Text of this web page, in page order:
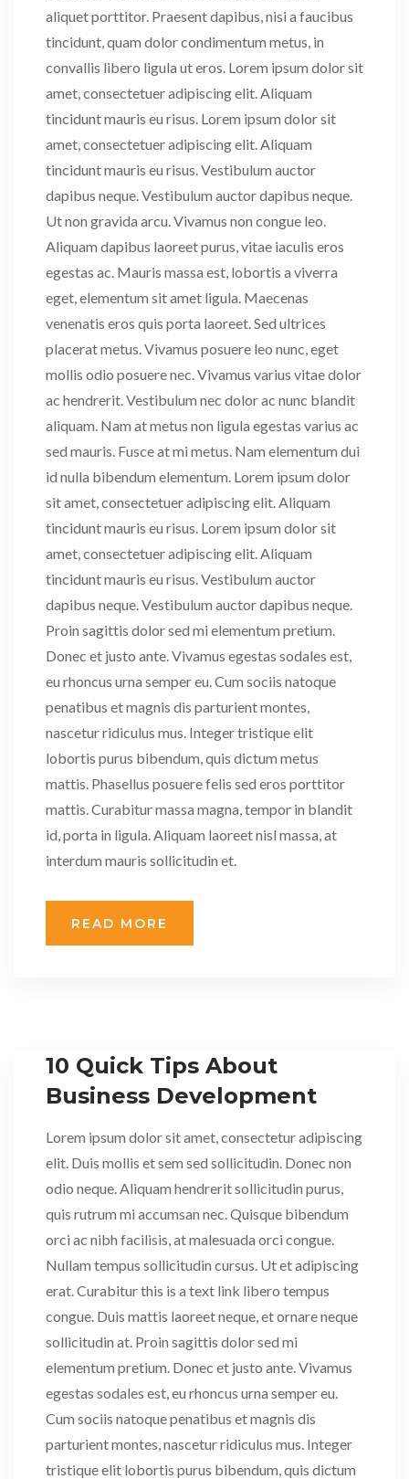
aliquet porttitor. Praesent dapibus, nisi a faucibus
tincidunt, quam dolor condimentum metus, in
convallis libero ligula ut eros. Lorem ipsum dolor sit
amet, consectetuer adipiscing elit. Aliquam
tincidunt mauris eu risus. Lorem ipsum dolor sit
amet, consectetuer adipiscing elit. Aliquam
tincidunt mauris eu risus. Vestibulum auctor
dapibus neque. Vestibulum auctor dapibus neque.
Ut non gravida arcu. Vivamus non congue leo.
Aliquam dapibus laoreet purus, vitae iaculis eros
egestas ac. Mauris massa est, lobortis a viverra
eget, elementum sit amet ligula. Maecenas
venenatis eros quis porta laoreet. Sed ultrices
placerat metus. Vivamus posuere leo nunc, eget
mollis odio posuere nec. Vivamus varius vitae dolor
ac hendrerit. Vestibulum nec dolor ac nunc blandit
aliquam. Nam at metus non ligula egestas varius ac
sed mauris. Fusce at mi metus. Nam elementum dui
id nulla bibendum elementum. Lorem ipsum dolor
sit amet, consectetuer adipiscing elit. Aliquam
tincidunt mauris eu risus. Lorem ipsum dolor sit
amet, consectetuer adipiscing elit. Aliquam
tincidunt mauris eu risus. Vestibulum auctor
dapibus neque. Vestibulum auctor dapibus neque.
Proin sagittis dolor sed mi elementum pretium.
Donec et justo ante. Vivamus egestas sodales est,
eu rhoncus urna semper eu. Cum sociis natoque
penatibus et magnis dis parturient montes,
nascetur ridiculus mus. Integer tristique elit
lobortis purus bibendum, quis dictum metus
mattis. Phasellus posuere felis sed eros porttitor
mattis. Curabitur massa magna, tempor in blandit
id, porta in ligula. Aliquam laoreet nisl massa, at
interdum mauris sollicitudin et.
READ MORE
10 Quick Tips About
Business Development
Lorem ipsum dolor sit amet, consectetur adipiscing
elit. Duis mollis et sem sed sollicitudin. Donec non
odio neque. Aliquam hendrerit sollicitudin purus,
quis rutrum mi accumsan nec. Quisque bibendum
orci ac nibh facilisis, at malesuada orci congue.
Nullam tempus sollicitudin cursus. Ut et adipiscing
erat. Curabitur this is a text link libero tempus
congue. Duis mattis laoreet neque, et ornare neque
sollicitudin at. Proin sagittis dolor sed mi
elementum pretium. Donec et justo ante. Vivamus
egestas sodales est, eu rhoncus urna semper eu.
Cum sociis natoque penatibus et magnis dis
parturient montes, nascetur ridiculus mus. Integer
tristique elit lobortis purus bibendum, quis dictum